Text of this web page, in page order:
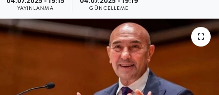
YAYINLANMA GÜNCELLEME